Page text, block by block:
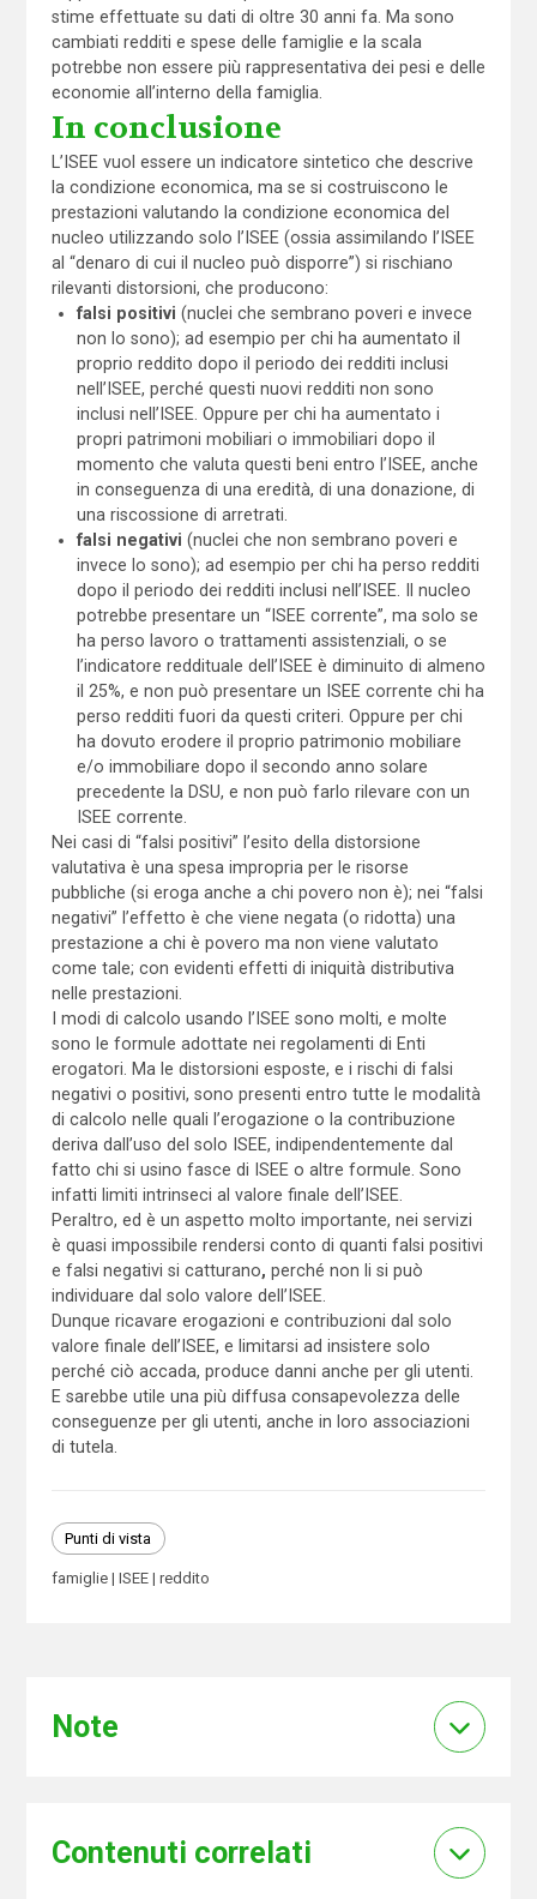
stime effettuate su dati di oltre 30 anni fa. Ma sono
cambiati redditi e spese delle famiglie e la scala
potrebbe non essere più rappresentativa dei pesi e delle
economie all’interno della famiglia.
In conclusione
L’ISEE vuol essere un indicatore sintetico che descrive
la condizione economica, ma se si costruiscono le
prestazioni valutando la condizione economica del
nucleo utilizzando solo l’ISEE (ossia assimilando l’ISEE
al “denaro di cui il nucleo può disporre”) si rischiano
rilevanti distorsioni, che producono:
falsi positivi(nuclei che sembrano poveri e invece
non lo sono); ad esempio per chi ha aumentato il
proprio reddito dopo il periodo dei redditi inclusi
nell’ISEE, perché questi nuovi redditi non sono
inclusi nell’ISEE. Oppure per chi ha aumentato i
propri patrimoni mobiliari o immobiliari dopo il
momento che valuta questi beni entro l’ISEE, anche
in conseguenza di una eredità, di una donazione, di
una riscossione di arretrati.
falsi negativi (nuclei che non sembrano poveri e
invece lo sono); ad esempio per chi ha perso redditi
dopo il periodo dei redditi inclusi nell’ISEE. Il nucleo
potrebbe presentare un “ISEE corrente”, ma solo se
ha perso lavoro o trattamenti assistenziali, o se
l’indicatore reddituale dell’ISEE è diminuito di almeno
il 25%, e non può presentare un ISEE corrente chi ha
perso redditi fuori da questi criteri. Oppure per chi
ha dovuto erodere il proprio patrimonio mobiliare
e/o immobiliare dopo il secondo anno solare
precedente la DSU, e non può farlo rilevare con un
ISEE corrente.
Nei casi di “falsi positivi” l’esito della distorsione
valutativa è una spesa impropria per le risorse
pubbliche (si eroga anche a chi povero non è); nei “falsi
negativi” l’effetto è che viene negata (o ridotta) una
prestazione a chi è povero ma non viene valutato
come tale; con evidenti effetti di iniquità distributiva
nelle prestazioni.
I modi di calcolo usando l’ISEE sono molti, e molte
sono le formule adottate nei regolamenti di Enti
erogatori. Ma le distorsioni esposte, e i rischi di falsi
negativi o positivi, sono presenti entro tutte le modalità
di calcolo nelle quali l’erogazione o la contribuzione
deriva dall’uso del solo ISEE, indipendentemente dal
fatto chi si usino fasce di ISEE o altre formule. Sono
infatti limiti intrinseci al valore finale dell’ISEE.
Peraltro, ed è un aspetto molto importante, nei servizi
è quasi impossibile rendersi conto di quanti falsi positivi
e falsi negativi si catturano, perché non li si può
individuare dal solo valore dell’ISEE.
Dunque ricavare erogazioni e contribuzioni dal solo
valore finale dell’ISEE, e limitarsi ad insistere solo
perché ciò accada, produce danni anche per gli utenti.
E sarebbe utile una più diffusa consapevolezza delle
conseguenze per gli utenti, anche in loro associazioni
di tutela.
Punti di vista
famiglie ISEE reddito
Note
Contenuti correlati